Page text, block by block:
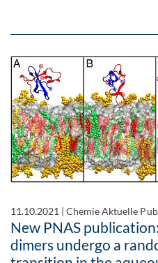
11.10.2021 |Chemie Aktuelle
New PNAS
dimers undergo a